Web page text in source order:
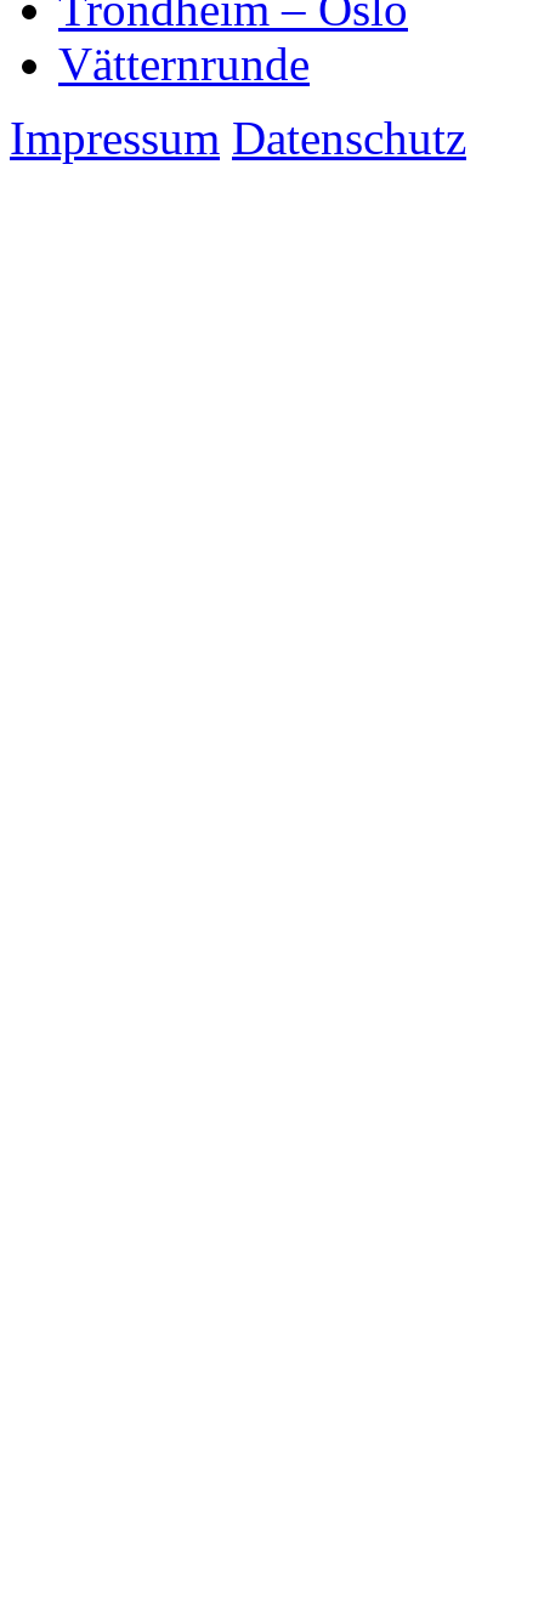
Vätternrunde
Impressum Datenschutz